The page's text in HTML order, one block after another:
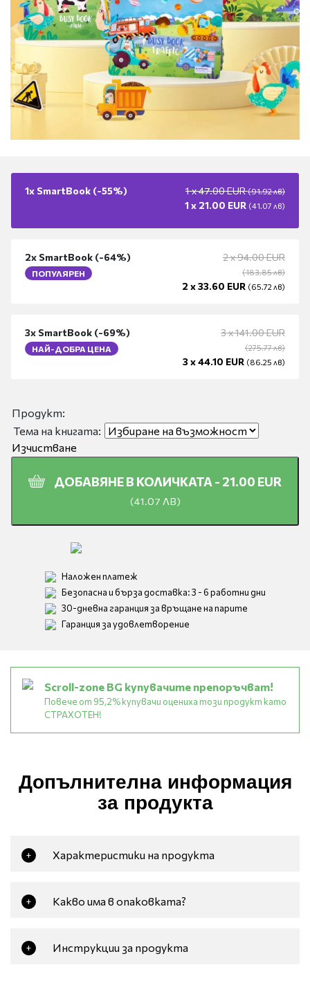
1x SmartBook (-55%) 1 x47.00EUR (91.92лв)
1 x 21.00 EUR (41.07 лв)
2x SmartBook (-64%)
ПОПУЛЯРЕН
2 x94.00EUR
(183.85лв)
2 x33.60 EUR (65.72 лв)
3x SmartBook (-69%)
НАЙ-ДОБРА ЦЕНА
3 x141.00EUR
(275.77лв)
3 x44.10 EUR (86.25 лв)
Продукт:
Тема на книгата:
Изчистване
ДОБАВЯНЕ В КОЛИЧКАТА - 21.00 EUR
(41.07 ЛВ)
Наложен платеж
Безопасна и бърза доставка: 3 - 6 работни дни
30-дневна гаранция за връщане на парите
Гаранция за удовлетворение
Scroll-zone BG купувачите препоръчват!
Повече от 95,2% купувачи оцениха този продукт като
СТРАХОТЕН!
Допълнителна информация
за продукта
+ Характеристики на продукта
+ Какво има в опаковката?
+ Инструкции за продукта